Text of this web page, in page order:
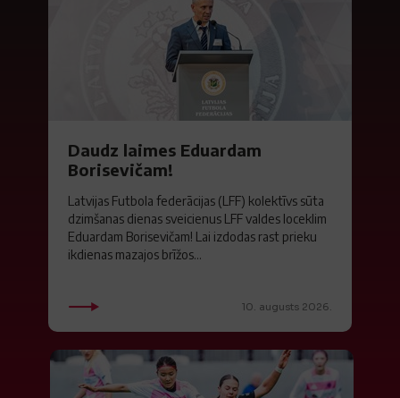
Daudz laimes Eduardam
Borisevičam!
Latvijas Futbola federācijas (LFF) kolektīvs sūta
dzimšanas dienas sveicienus LFF valdes loceklim
Eduardam Borisevičam! Lai izdodas rast prieku
ikdienas mazajos brīžos...
10. augusts 2026.